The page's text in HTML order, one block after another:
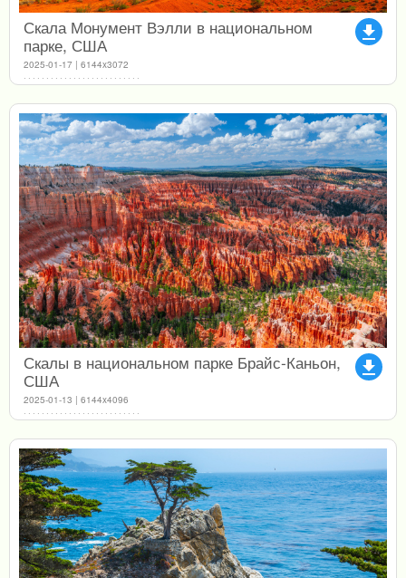
file_download
Скала Монумент Вэлли в национальном
парке, США
2025-01-17 | 6144x3072
file_download
Скалы в национальном парке Брайс-Каньон,
США
2025-01-13 | 6144x4096